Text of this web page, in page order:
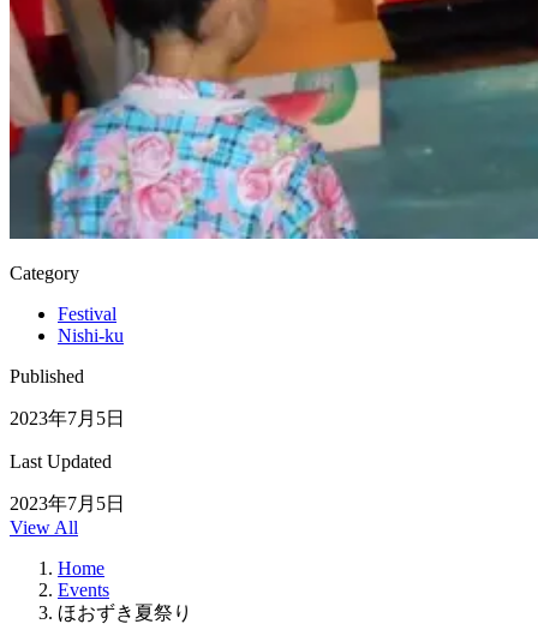
Category
Festival
Nishi-ku
Published
2023年7月5日
Last Updated
2023年7月5日
View All
Home
Events
ほおずき夏祭り